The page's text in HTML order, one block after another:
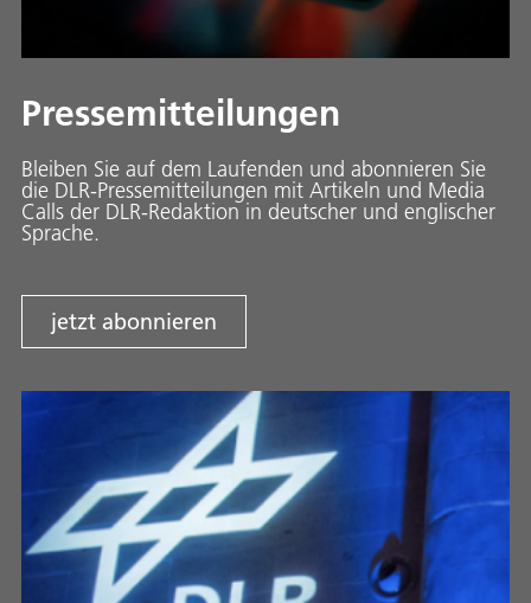
Pressemitteilungen
Bleiben Sie auf dem Laufenden und abonnieren Sie
die DLR-Pressemitteilungen mit Artikeln und Media
Calls der DLR-Redaktion in deutscher und englischer
Sprache.
jetzt abonnieren